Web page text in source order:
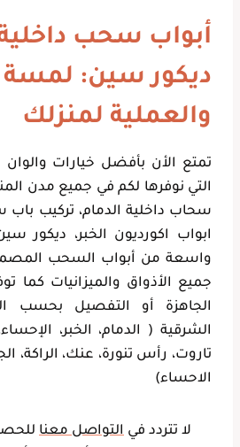
أبواب سحب داخلية
ديكور سين: لمسة
والعملية لمنزلك
تمتع الأن بأفضل خيارات والوان
التي نوفرها لكم في جميع مدن
سحاب داخلية الدمام، تركيب
ابواب اكورديون الخبر، ديكور
واسعة من أبواب السحب
جميع الأذواق والميزانيات كما
الجاهزة أو التفصيل بحسب
الشرقية ( الدمام، الخبر،
تاروت، رأس تنورة، عنك، الراكة،
الاحساء)
لا تتردد في التواصل معنا